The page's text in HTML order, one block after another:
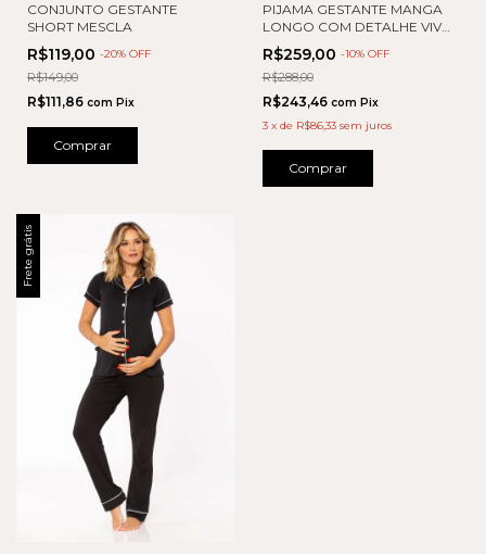
CONJUNTO GESTANTE
SHORT MESCLA
R$119,00 -20% OFF
R$149,00
R$111,86 com Pix
Comprar
PIJAMA GESTANTE MANGA
LONGO COM DETALHE VIVO
CALÇA
R$259,00 -10% OFF
R$288,00
R$243,46 com Pix
3 x de R$86,33 sem juros
Comprar
Frete grátis